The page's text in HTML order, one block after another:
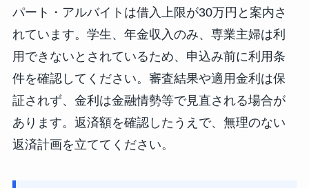
パート・アルバイトは借入上限が30万円と案内さ
れています。学生、年金収入のみ、専業主婦は利
用できないとされているため、申込み前に利用条
件を確認してください。審査結果や適用金利は保
証されず、金利は金融情勢等で見直される場合が
あります。返済額を確認したうえで、無理のない
返済計画を立ててください。